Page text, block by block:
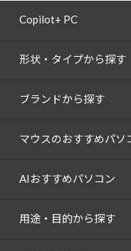
Copilot+ PC
形状・タイプから探す
ブランドから探す
マウスのおすすめパソ
AIおすすめパソコン
用途・目的から探す